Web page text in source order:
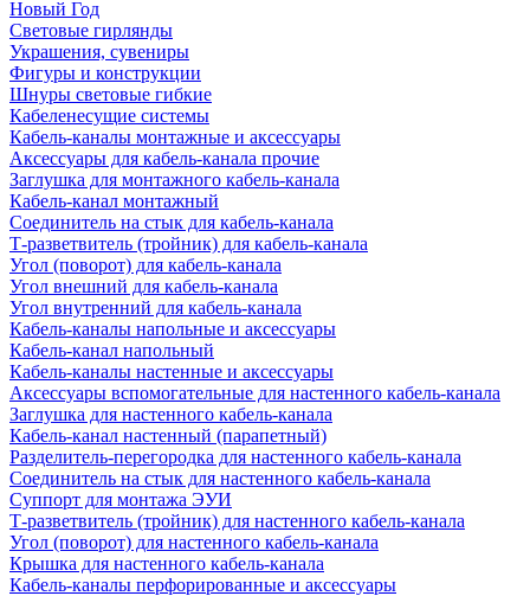
Новый Год
Световые гирлянды
Украшения, сувениры
Фигуры и конструкции
Шнуры световые гибкие
Кабеленесущие системы
Кабель-каналы монтажные и аксессуары
Аксессуары для кабель-канала прочие
Заглушка для монтажного кабель-канала
Кабель-канал монтажный
Соединитель на стык для кабель-канала
Т-разветвитель (тройник) для кабель-канала
Угол (поворот) для кабель-канала
Угол внешний для кабель-канала
Угол внутренний для кабель-канала
Кабель-каналы напольные и аксессуары
Кабель-канал напольный
Кабель-каналы настенные и аксессуары
Аксессуары вспомогательные для настенного кабель-канала
Заглушка для настенного кабель-канала
Кабель-канал настенный (парапетный)
Разделитель-перегородка для настенного кабель-канала
Соединитель на стык для настенного кабель-канала
Суппорт для монтажа ЭУИ
Т-разветвитель (тройник) для настенного кабель-канала
Угол (поворот) для настенного кабель-канала
Крышка для настенного кабель-канала
Кабель-каналы перфорированные и аксессуары